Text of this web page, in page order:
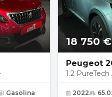
Gasolina
18 750 €
Peugeot
1.2
2022